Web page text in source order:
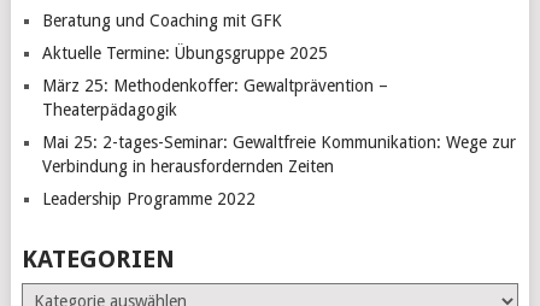
Beratung und Coaching mit GFK
Aktuelle Termine: Übungsgruppe 2025
März 25: Methodenkoffer: Gewaltprävention –
Theaterpädagogik
Mai 25: 2-tages-Seminar: Gewaltfreie Kommunikation: Wege zur
Verbindung in herausfordernden Zeiten
Leadership Programme 2022
KATEGORIEN
Kategorien